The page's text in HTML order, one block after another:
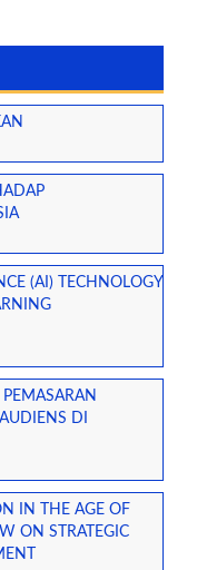
(AI) TECHNOLOGY
DI
IN THE AGE OF
ON STRATEGIC